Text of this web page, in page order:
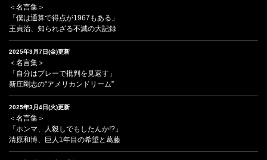
＜名言集＞
「僕は通算で得点が1967もある」
王貞治、知られざる不滅の大記録
2025年3月7日(金)更新
＜名言集＞
「自分はプレーで批判を見返す」
新庄剛志の“アメリカンドリーム”
2025年3月4日(火)更新
＜名言集＞
「ホンマ、人殺しでもしたんか!?」
清原和博、巨人1年目の希望と葛藤